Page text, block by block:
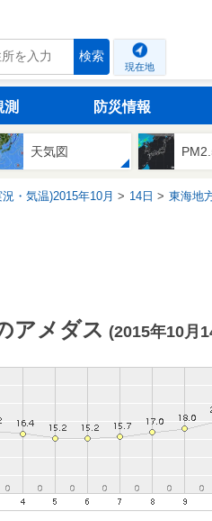
検索
現在地
測 防災情報
天気図
・気温)2015年10月 14日 東海地
アメダス (2015年10月